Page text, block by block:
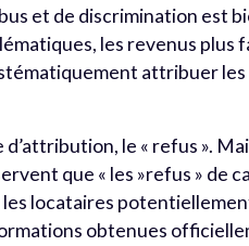
et de discrimination est
les revenus plus
attribuer
le « refus ».
que « les »refus » de
locataires
obtenues